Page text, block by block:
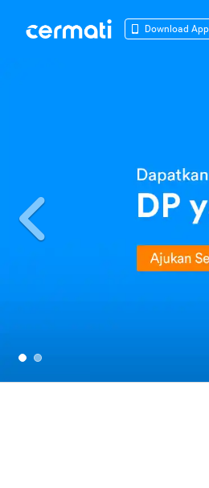
Download App